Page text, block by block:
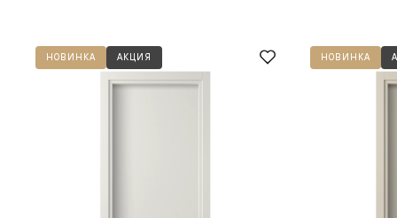
НОВИНКА АКЦИЯ НОВИНКА